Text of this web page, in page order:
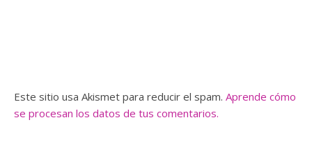
Este sitio usa Akismet para reducir el spam. Aprende cómo
se procesan los datos de tus comentarios.